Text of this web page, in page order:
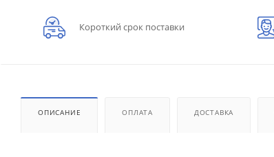
Короткий срок поставки
ОПИСАНИЕ ОПЛАТА ДОСТАВКА